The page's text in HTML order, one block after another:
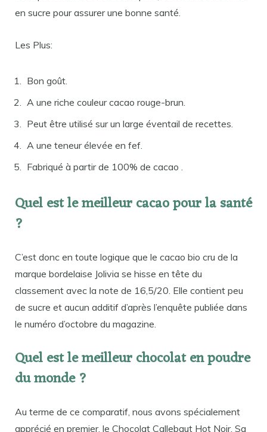
en sucre pour assurer une bonne santé.
Les Plus:
Bon goût.
A une riche couleur cacao rouge-brun.
Peut être utilisé sur un large éventail de recettes.
A une teneur élevée en fef.
Fabriqué à partir de 100% de cacao .
Quel est le meilleur cacao pour la santé
?
C’est donc en toute logique que le cacao bio cru de la
marque bordelaise Jolivia se hisse en tête du
classement avec la note de 16,5/20. Elle contient peu
de sucre et aucun additif d’après l’enquête publiée dans
le numéro d’octobre du magazine.
Quel est le meilleur chocolat en poudre
du monde ?
Au terme de ce comparatif, nous avons spécialement
apprécié en premier, le Chocolat Callebaut Hot Noir. Sa